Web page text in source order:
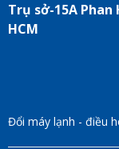
Trụ sở-15A
HCM
Đổi máy lạnh - điều